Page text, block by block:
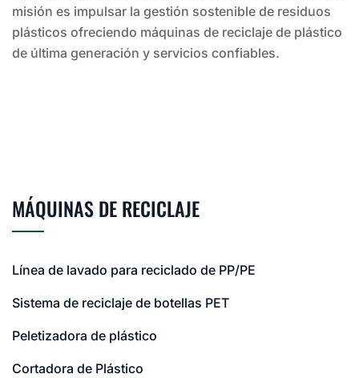
misión es impulsar la gestión sostenible de residuos
plásticos ofreciendo máquinas de reciclaje de plástico
de última generación y servicios confiables.
MÁQUINAS DE RECICLAJE
Línea de lavado para reciclado de PP/PE
Sistema de reciclaje de botellas PET
Peletizadora de plástico
Cortadora de Plástico